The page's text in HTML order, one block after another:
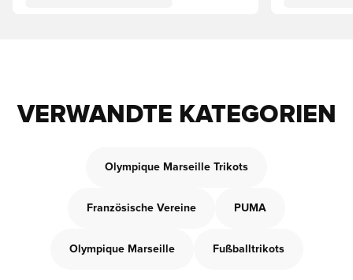
VERWANDTE KATEGORIEN
Olympique Marseille Trikots
Französische Vereine PUMA
Olympique Marseille Fußballtrikots